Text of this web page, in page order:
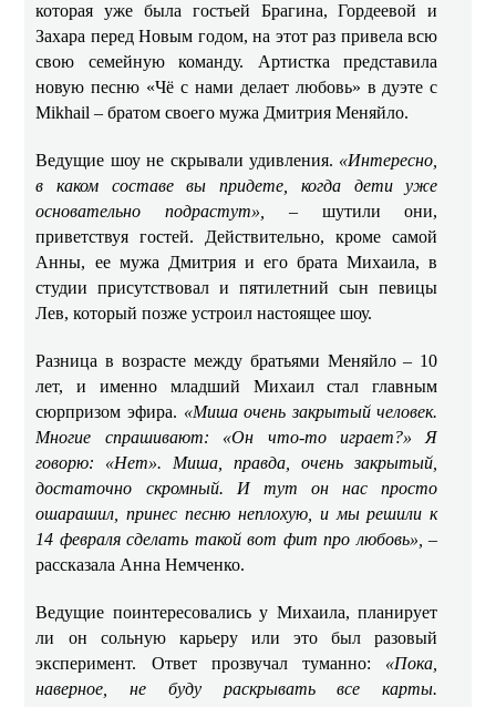
которая уже была гостьей Брагина, Гордеевой и
Захара перед Новым годом, на этот раз привела всю
свою семейную команду. Артистка представила
новую песню «Чё с нами делает любовь» в дуэте с
Mikhail – братом своего мужа Дмитрия Меняйло.
Ведущие шоу не скрывали удивления. «Интересно,
в каком составе вы придете, когда дети уже
основательно подрастут», – шутили они,
приветствуя гостей. Действительно, кроме самой
Анны, ее мужа Дмитрия и его брата Михаила, в
студии присутствовал и пятилетний сын певицы
Лев, который позже устроил настоящее шоу.
Разница в возрасте между братьями Меняйло – 10
лет, и именно младший Михаил стал главным
сюрпризом эфира. «Миша очень закрытый человек.
Многие спрашивают: «Он что-то играет?» Я
говорю: «Нет». Миша, правда, очень закрытый,
достаточно скромный. И тут он нас просто
ошарашил, принес песню неплохую, и мы решили к
14 февраля сделать такой вот фит про любовь»,–
рассказала Анна Немченко.
Ведущие поинтересовались у Михаила, планирует
ли он сольную карьеру или это был разовый
эксперимент. Ответ прозвучал туманно: «Пока,
наверное, не буду раскрывать все карты.